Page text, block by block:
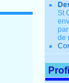
St
de
Profil